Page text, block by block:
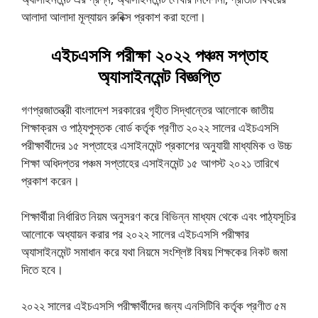
আলাদা আলাদা মূল্যায়ন রুবিক্স প্রকাশ করা হলো।
এইচএসসি পরীক্ষা ২০২২ পঞ্চম সপ্তাহ
অ্যাসাইনমেন্ট বিজ্ঞপ্তি
গণপ্রজাতন্ত্রী বাংলাদেশ সরকারের গৃহীত সিদ্ধান্তের আলোকে জাতীয়
শিক্ষাক্রম ও পাঠ্যপুস্তক বোর্ড কর্তৃক প্রণীত ২০২২ সালের এইচএসসি
পরীক্ষার্থীদের ১৫ সপ্তাহের এসাইনমেন্ট প্রকাশের অনুযায়ী মাধ্যমিক ও উচ্চ
শিক্ষা অধিদপ্তর পঞ্চম সপ্তাহের এসাইনমেন্ট ১৫ আগস্ট ২০২১ তারিখে
প্রকাশ করেন।
শিক্ষার্থীরা নির্ধারিত নিয়ম অনুসরণ করে বিভিন্ন মাধ্যম থেকে এবং পাঠ্যসূচির
আলোকে অধ্যায়ন করার পর ২০২২ সালের এইচএসসি পরীক্ষার
অ্যাসাইনমেন্ট সমাধান করে যথা নিয়মে সংশ্লিষ্ট বিষয় শিক্ষকের নিকট জমা
দিতে হবে।
২০২২ সালের এইচএসসি পরীক্ষার্থীদের জন্য এনসিটিবি কর্তৃক প্রণীত ৫ম